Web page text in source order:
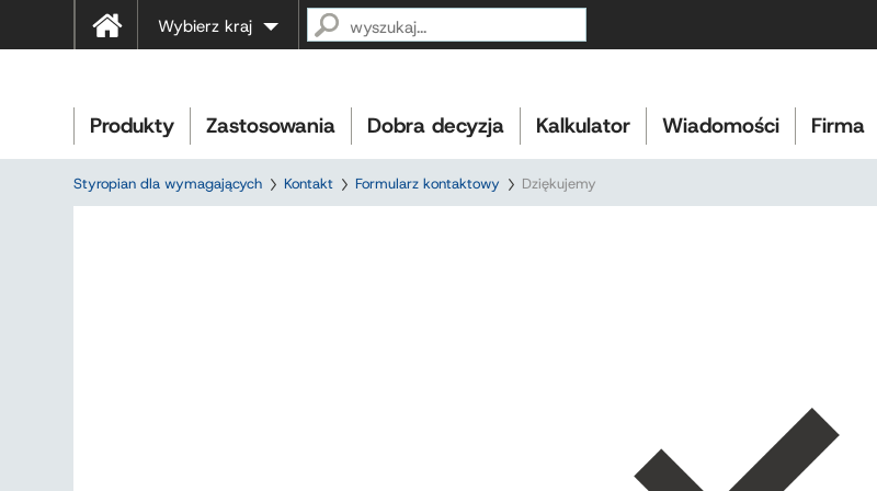
Wybierz kraj
Produkty Zastosowania Dobra decyzja Kalkulator Wiadomości Firma
Styropian dla wymagających Kontakt Formularz kontaktowy Dziękujemy